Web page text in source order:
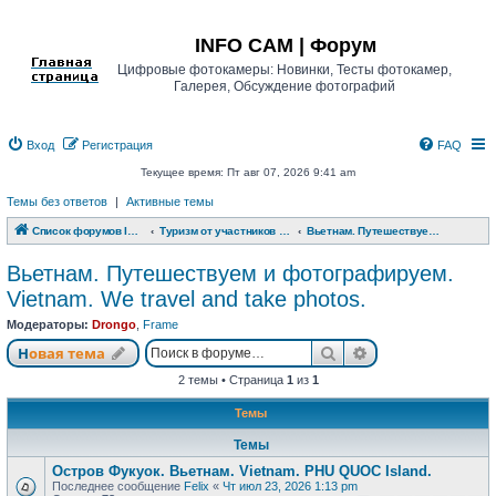
INFO CAM | Форум
Цифровые фотокамеры: Новинки, Тесты фотокамер,
Галерея, Обсуждение фотографий
Вход Регистрация FAQ
Текущее время: Пт авг 07, 2026 9:41 am
Темы без ответов | Активные темы
Список форумов INFO CAM | Форум
Вьетнам. Путешествуем и фотографируем.
Vietnam. We travel and take photos.
Модераторы: Drongo Frame
Новая тема
Новая тема ПоискРасширенный
2 темы • Страница 1 из 1
Темы
Темы
Остров Фукуок. Вьетнам. Vietnam. PHU QUOC Island.
Последнее сообщение Felix « Чт июл 23, 2026 1:13 pm